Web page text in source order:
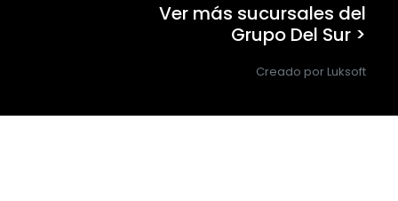
Ver más sucursales del
Grupo Del Sur >
Creado por Luksoft